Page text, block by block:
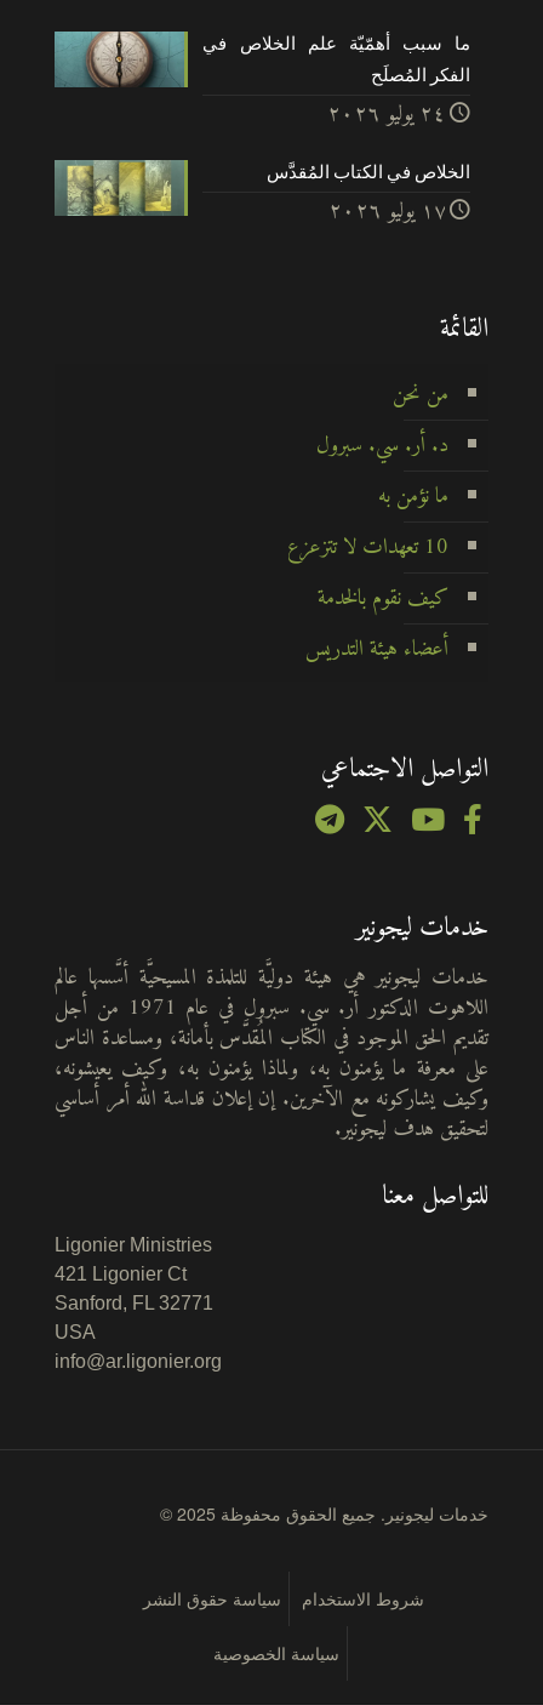
ما سبب أهمّيّة علم الخلاص في
الفكر المُصلَح
۲٤ يوليو ۲۰۲٦
الخلاص في الكتاب المُقدَّس
۱۷ يوليو ۲۰۲٦
القائمة
من نحن
د. أر. سي. سبرول
ما نؤمن به
10 تعهدات لا تتزعزع
كيف نقوم بالخدمة
أعضاء هيئة التدريس
التواصل الاجتماعي
خدمات ليجونير
خدمات ليجونير هي هيئة دوليَّة للتلمذة المسيحيَّة أسَّسها عالم
اللاهوت الدكتور أر. سي. سبرول في عام 1971 من أجل
تقديم الحق الموجود في الكتاب المُقدَّس بأمانة، ومساعدة الناس
على معرفة ما يؤمنون به، ولماذا يؤمنون به، وكيف يعيشونه،
وكيف يشاركونه مع الآخرين. إن إعلان قداسة الله أمر أساسي
لتحقيق هدف ليجونير.
للتواصل معنا
Ligonier Ministries
421 Ligonier Ct
Sanford, FL 32771
USA
info@ar.ligonier.org
© 2025 خدمات ليجونير. جميع الحقوق محفوظة
شروط الاستخدام سياسة حقوق النشر
سياسة الخصوصية